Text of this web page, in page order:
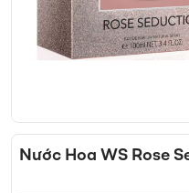
Skip
toNước Hoa WS Rose